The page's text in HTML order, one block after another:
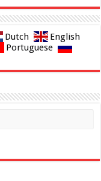
Dutch
English
Portuguese